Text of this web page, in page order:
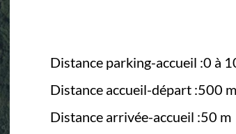
Distance parking-accueil :0 à
Distance accueil-départ :500 m
Distance arrivée-accueil :50 m